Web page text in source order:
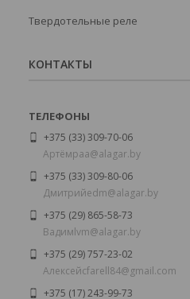
Твердотельные реле
КОНТАКТЫ
+375 (33) 309-70-06
Артёмㅤㅤㅤpaa@alagar.by
+375 (33) 309-80-06
Дмитрийㅤㅤedm@alagar.by
+375 (29) 865-58-73
Вадимㅤㅤㅤlvm@alagar.by
+375 (29) 757-23-02
Алексейㅤㅤcfarell84@gmail.com
+375 (17) 243-99-73